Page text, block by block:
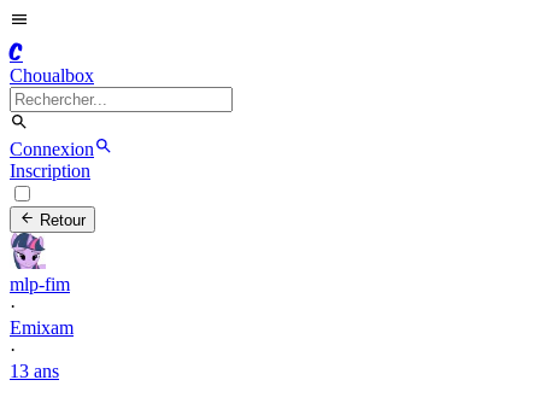
C
Choualbox
Connexion
Inscription
Retour
mlp-fim
·
Emixam
·
13 ans